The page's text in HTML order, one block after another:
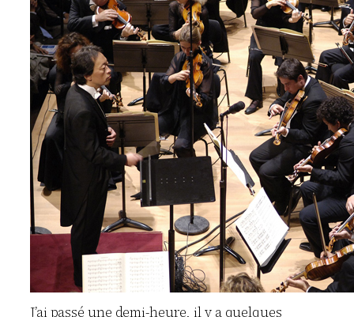
J’ai passé une demi-heure, il y a quelques